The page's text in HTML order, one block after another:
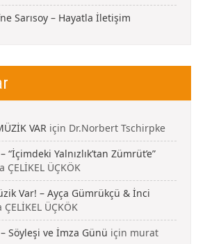
Sarısoy – Hayatla İletişim
VAR için Dr.Norbert Tschirpke
“İçimdeki Yalnızlık’tan Zümrüt’e”
ÇELİKEL ÜÇKÖK
Var! – Ayça Gümrükçü & İnci
ÜÇKÖK
Söyleşi ve İmza Günü için murat